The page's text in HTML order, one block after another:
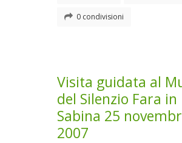
0 condivisioni
Visita guidata al
del Silenzio Fara in
Sabina 25
2007